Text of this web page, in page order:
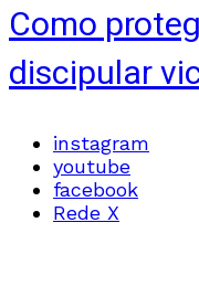
Como
discipular
instagram
youtube
facebook
Rede X